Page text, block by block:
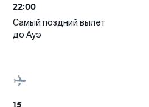
22:00
Самый поздний вылет
до Ауэ
15